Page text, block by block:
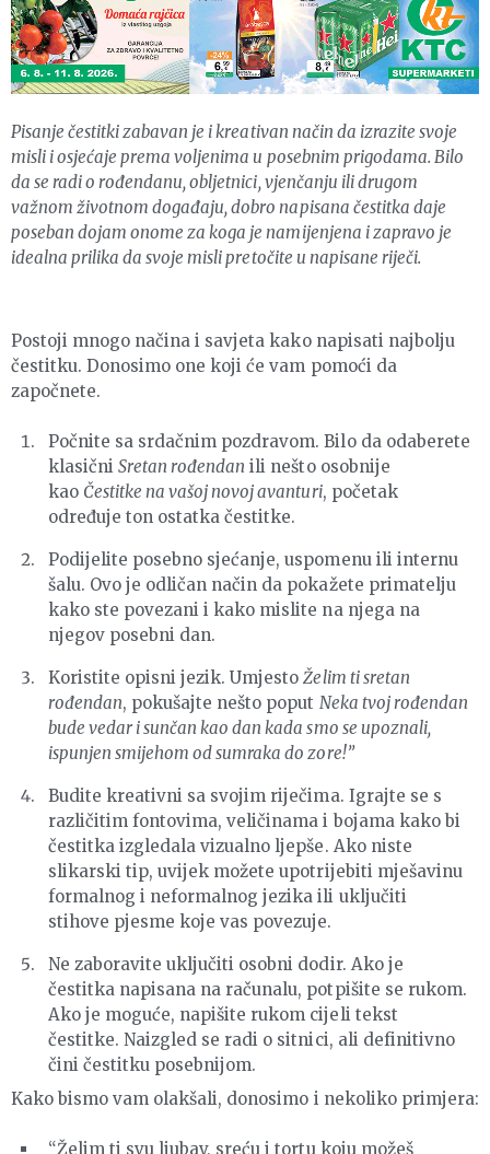
Pisanje čestitki zabavan je i kreativan način da izrazite svoje
misli i osjećaje prema voljenima u posebnim prigodama. Bilo
da se radi o rođendanu, obljetnici, vjenčanju ili drugom
važnom životnom događaju, dobro napisana čestitka daje
poseban dojam onome za koga je namijenjena i zapravo je
idealna prilika da svoje misli pretočite u napisane riječi.
Postoji mnogo načina i savjeta kako napisati najbolju
čestitku. Donosimo one koji će vam pomoći da
započnete.
Počnite sa srdačnim pozdravom. Bilo da odaberete
klasičniSretan rođendan ili nešto osobnije
kao Čestitke na vašoj novoj avanturi, početak
određuje ton ostatka čestitke.
Podijelite posebno sjećanje, uspomenu ili internu
šalu. Ovo je odličan način da pokažete primatelju
kako ste povezani i kako mislite na njega na
njegov posebni dan.
Koristite opisni jezik. UmjestoŽelim ti sretan
rođendan, pokušajte nešto poput Neka tvoj rođendan
bude vedar i sunčan kao dan kada smo se upoznali,
ispunjen smijehom od sumraka do zore!”
Budite kreativni sa svojim riječima. Igrajte se s
različitim fontovima, veličinama i bojama kako bi
čestitka izgledala vizualno ljepše. Ako niste
slikarski tip, uvijek možete upotrijebiti mješavinu
formalnog i neformalnog jezika ili uključiti
stihove pjesme koje vas povezuje.
Ne zaboravite uključiti osobni dodir. Ako je
čestitka napisana na računalu, potpišite se rukom.
Ako je moguće, napišite rukom cijeli tekst
čestitke. Naizgled se radi o sitnici, ali definitivno
čini čestitku posebnijom.
Kako bismo vam olakšali, donosimo i nekoliko primjera:
“Želim ti svu ljubav, sreću i tortu koju možeš